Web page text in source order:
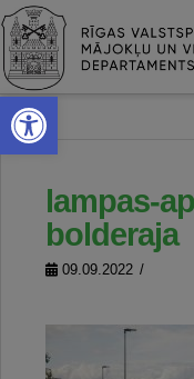
Open toolbar
lampas-
bolderaja
09.09.2022